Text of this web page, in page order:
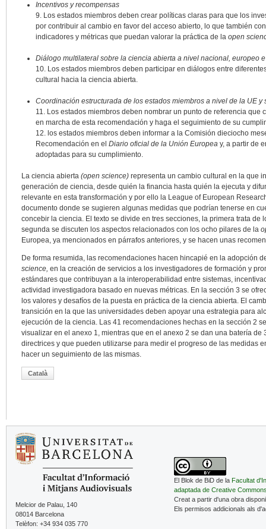
Incentivos y recompensas
9. Los estados miembros deben crear políticas claras para que los
por contribuir al cambio en favor del acceso abierto, lo que también
indicadores y métricas que puedan valorar la práctica de la open
Diálogo multilateral sobre la ciencia abierta a nivel nacional, europeo
10. Los estados miembros deben participar en diálogos entre
cultural hacia la ciencia abierta.
Coordinación estructurada de los estados miembros a nivel de la UE
11. Los estados miembros deben nombrar un punto de referencia
en marcha de esta recomendación y haga el seguimiento de su
12. los estados miembros deben informar a la Comisión dieciocho
Recomendación en el Diario oficial de la Unión Europea y, a partir de
adoptadas para su cumplimiento.
La ciencia abierta (open science) representa un cambio cultural en la que
generación de ciencia, desde quién la financia hasta quién la ejecuta y
relevante en esta transformación y por ello la League of European
documento donde se sugieren algunas medidas que podrían tenerse en
concebir la ciencia. El texto se divide en tres secciones, la primera trata de
segunda se discuten los aspectos relacionados con los ocho pilares de la
Europea, ya mencionados en párrafos anteriores, y se hacen unas
De forma resumida, las recomendaciones hacen hincapié en la adopción
science, en la creación de servicios a los investigadores de formación y
estándares que contribuyan a la interoperabilidad entre sistemas,
actividad investigadora basado en nuevas métricas. En la sección 3 se
los valores y desafíos de la puesta en práctica de la ciencia abierta. El
transición en la que las universidades deben apoyar una estrategia para
ejecución de la ciencia. Las 41 recomendaciones hechas en la sección 2
visualizar en el anexo 1, mientras que en el anexo 2 se dan una batería
directrices y que pueden utilizarse para medir el progreso de las medidas
hacer un seguimiento de las mismas.
Català
Melcior de Palau, 140
08014 Barcelona
Telèfon: +34 934 035 770
El Blok de BiD de la Facultat
adaptada de Creative
Creat a partir d'una obra
Els permisos addicionals als